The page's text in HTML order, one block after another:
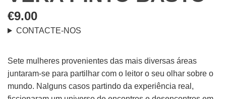
€9.00
CONTACTE-NOS
Sete mulheres provenientes das mais diversas áreas
juntaram-se para partilhar com o leitor o seu olhar sobre o
mundo. Nalguns casos partindo da experiência real,